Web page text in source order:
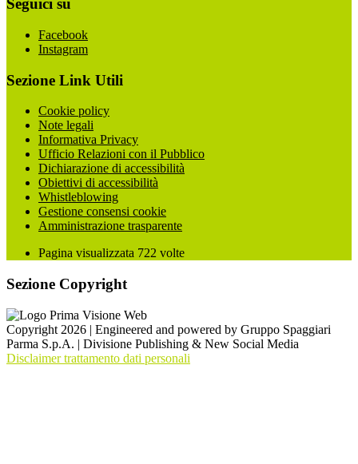
Seguici su
Facebook
Instagram
Sezione Link Utili
Cookie policy
Note legali
Informativa Privacy
Ufficio Relazioni con il Pubblico
Dichiarazione di accessibilità
Obiettivi di accessibilità
Whistleblowing
Gestione consensi cookie
Amministrazione trasparente
Pagina visualizzata 722 volte
Sezione Copyright
Copyright 2026 | Engineered and powered by Gruppo Spaggiari
Parma S.p.A. | Divisione Publishing & New Social Media
Disclaimer trattamento dati personali